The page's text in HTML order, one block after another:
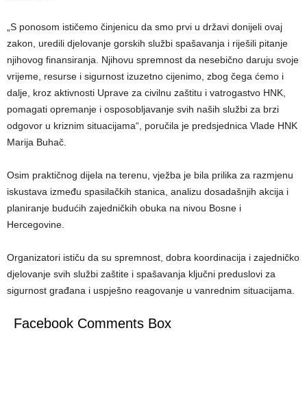
„S ponosom ističemo činjenicu da smo prvi u državi donijeli ovaj
zakon, uredili djelovanje gorskih službi spašavanja i riješili pitanje
njihovog finansiranja. Njihovu spremnost da nesebično daruju svoje
vrijeme, resurse i sigurnost izuzetno cijenimo, zbog čega ćemo i
dalje, kroz aktivnosti Uprave za civilnu zaštitu i vatrogastvo HNK,
pomagati opremanje i osposobljavanje svih naših službi za brzi
odgovor u kriznim situacijama“, poručila je predsjednica Vlade HNK
Marija Buhač.
Osim praktičnog dijela na terenu, vježba je bila prilika za razmjenu
iskustava između spasilačkih stanica, analizu dosadašnjih akcija i
planiranje budućih zajedničkih obuka na nivou Bosne i
Hercegovine.
Organizatori ističu da su spremnost, dobra koordinacija i zajedničko
djelovanje svih službi zaštite i spašavanja ključni preduslovi za
sigurnost građana i uspješno reagovanje u vanrednim situacijama.
Facebook Comments Box